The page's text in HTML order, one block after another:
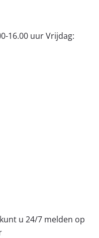
16.00 uur Vrijdag:
u 24/7 melden op